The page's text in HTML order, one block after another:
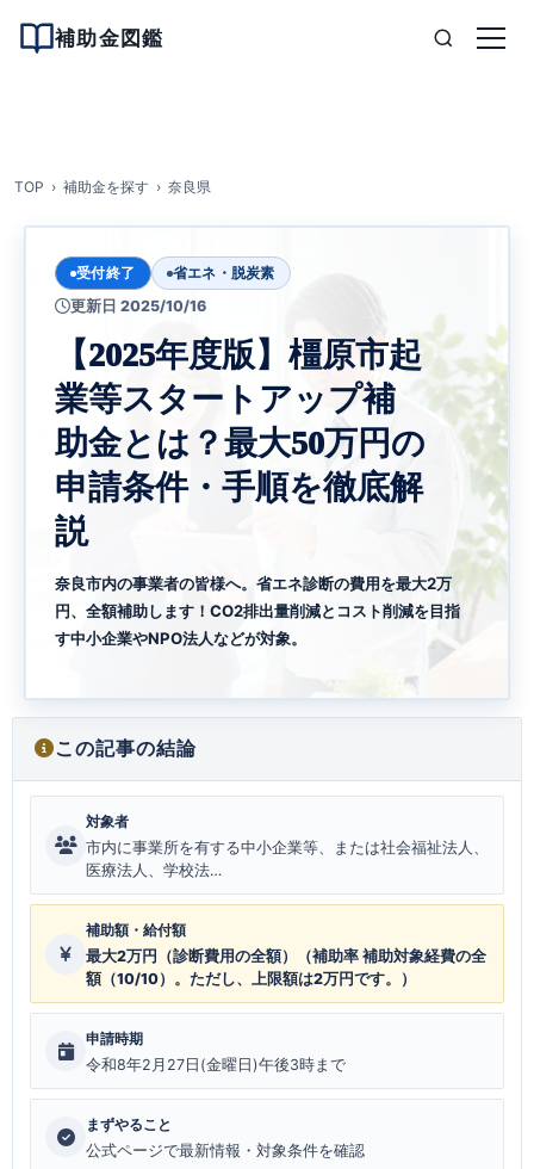
補助金図鑑
TOP 補助金を探す 奈良県
受付終了
省エネ・脱炭素
更新日 2025/10/16
【2025年度版】橿原市起
業等スタートアップ補
助金とは？最大50万円の
申請条件・手順を徹底解
説
奈良市内の事業者の皆様へ。省エネ診断の費用を最大2万
円、全額補助します！CO2排出量削減とコスト削減を目指
す中小企業やNPO法人などが対象。
この記事の結論
対象者
市内に事業所を有する中小企業等、または社会福祉法人、
医療法人、学校法…
補助額・給付額
最大2万円（診断費用の全額）（補助率 補助対象経費の全
額（10/10）。ただし、上限額は2万円です。）
申請時期
令和8年2月27日(金曜日)午後3時まで
まずやること
公式ページで最新情報・対象条件を確認